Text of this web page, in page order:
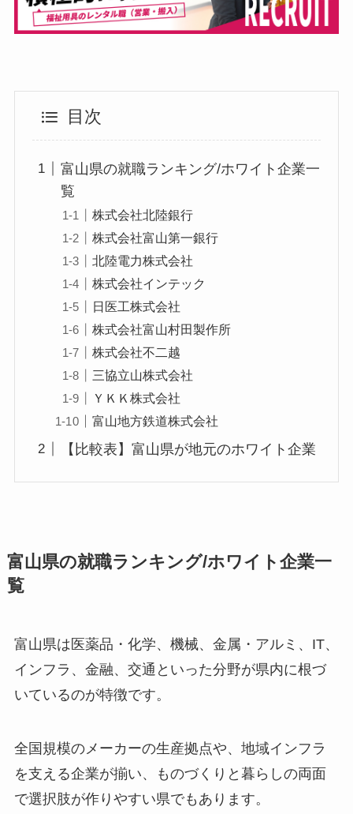
目次
富山県の就職ランキング/ホワイト企業一
覧
株式会社北陸銀行
株式会社富山第一銀行
北陸電力株式会社
株式会社インテック
日医工株式会社
株式会社富山村田製作所
株式会社不二越
三協立山株式会社
ＹＫＫ株式会社
富山地方鉄道株式会社
【比較表】富山県が地元のホワイト企業
富山県の就職ランキング/ホワイト企業一
覧
富山県は医薬品・化学、機械、金属・アルミ、IT、
インフラ、金融、交通といった分野が県内に根づ
いているのが特徴です。
全国規模のメーカーの生産拠点や、地域インフラ
を支える企業が揃い、ものづくりと暮らしの両面
で選択肢が作りやすい県でもあります。